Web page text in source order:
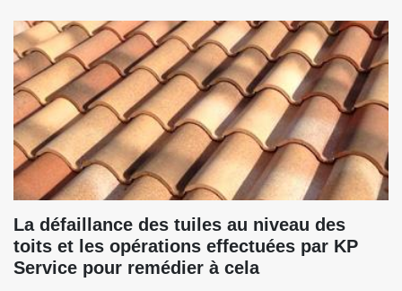
La défaillance des tuiles au niveau des
toits et les opérations effectuées par KP
Service pour remédier à cela